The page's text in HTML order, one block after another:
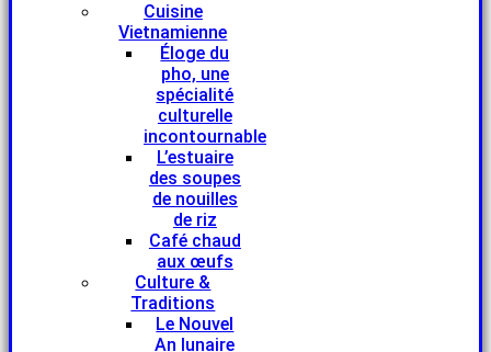
Cuisine
Vietnamienne
Éloge du
pho, une
spécialité
culturelle
incontournable
L’estuaire
des soupes
de nouilles
de riz
Café chaud
aux œufs
Culture &
Traditions
Le Nouvel
An lunaire